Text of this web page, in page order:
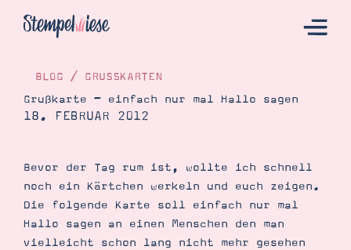
Katalog
Bestellen
Kontakt
BLOG / GRUSSKARTEN
Grußkarte – einfach nur mal Hallo sagen
18. FEBRUAR 2012
Bevor der Tag rum ist, wollte ich schnell
noch ein Kärtchen werkeln und euch zeigen.
Die folgende Karte soll einfach nur mal
Hallo sagen an einen Menschen den man
vielleicht schon lang nicht mehr gesehen